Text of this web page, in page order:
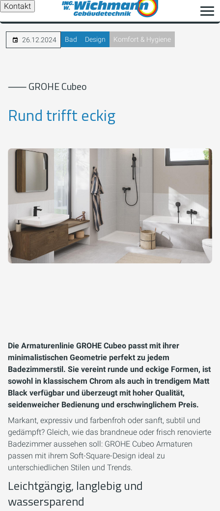
Kontakt
26.12.2024 Bad Design Komfort & Hygiene
⸺ GROHE Cubeo
Rund trifft eckig
Die Armaturenlinie GROHE Cubeo passt mit ihrer
minimalistischen Geometrie perfekt zu jedem
Badezimmerstil. Sie vereint runde und eckige Formen, ist
sowohl in klassischem Chrom als auch in trendigem Matt
Black verfügbar und überzeugt mit hoher Qualität,
seidenweicher Bedienung und erschwinglichem Preis.
Markant, expressiv und farbenfroh oder sanft, subtil und
gedämpft? Gleich, wie das brandneue oder frisch renovierte
Badezimmer aussehen soll: GROHE Cubeo Armaturen
passen mit ihrem Soft-Square-Design ideal zu
unterschiedlichen Stilen und Trends.
Leichtgängig, langlebig und
wassersparend